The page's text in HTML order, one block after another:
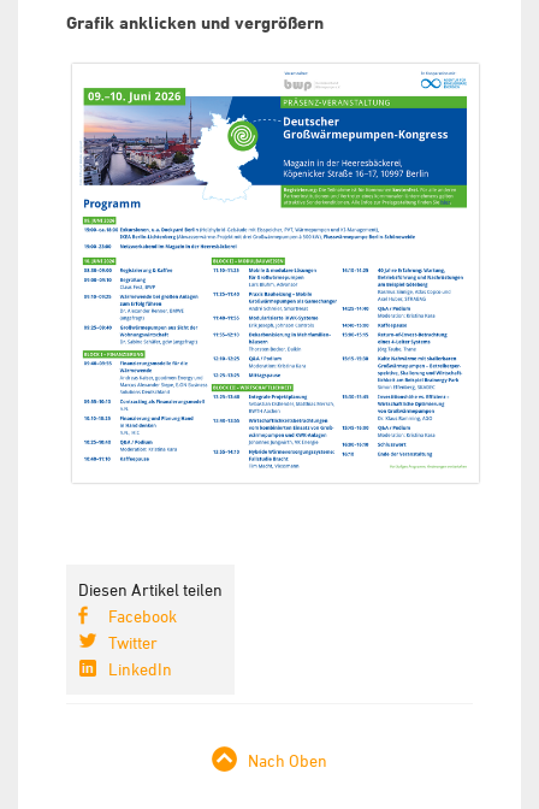
Grafik anklicken und vergrößern
Diesen Artikel teilen
Facebook
Twitter
LinkedIn
Nach Oben